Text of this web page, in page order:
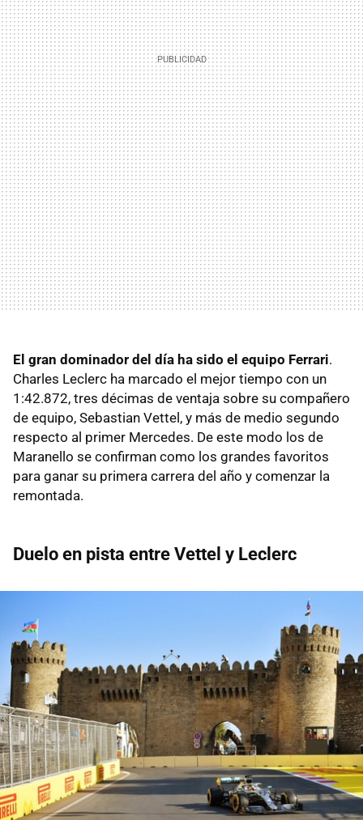
El gran dominador del día ha sido el equipo Ferrari.
Charles Leclerc ha marcado el mejor tiempo con un
1:42.872, tres décimas de ventaja sobre su compañero
de equipo, Sebastian Vettel, y más de medio segundo
respecto al primer Mercedes. De este modo los de
Maranello se confirman como los grandes favoritos
para ganar su primera carrera del año y comenzar la
remontada.
Duelo en pista entre Vettel y Leclerc